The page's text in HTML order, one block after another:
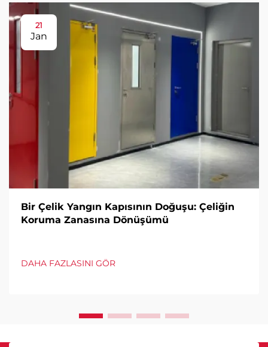
21
Jan
Bir Çelik Yangın Kapısının Doğuşu: Çeliğin
Koruma Zanasına Dönüşümü
DAHA FAZLASINI GÖR